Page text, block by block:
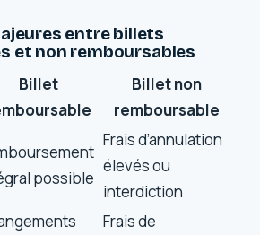
entre billets
et non remboursables
Billet
Billet non
remboursable
possible
Frais d’annulation
élevés ou
interdiction
Frais de